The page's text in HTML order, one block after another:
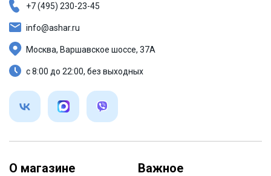
О магазине Важное
+7 (495) 230-23-45
info@ashar.ru
Москва, Варшавское шоссе, 37А
с 8:00 до 22:00, без выходных